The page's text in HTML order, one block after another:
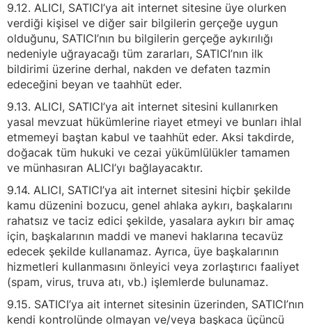
9.12. ALICI, SATICI’ya ait internet sitesine üye olurken
verdiği kişisel ve diğer sair bilgilerin gerçeğe uygun
olduğunu, SATICI’nın bu bilgilerin gerçeğe aykırılığı
nedeniyle uğrayacağı tüm zararları, SATICI’nın ilk
bildirimi üzerine derhal, nakden ve defaten tazmin
edeceğini beyan ve taahhüt eder.
9.13. ALICI, SATICI’ya ait internet sitesini kullanırken
yasal mevzuat hükümlerine riayet etmeyi ve bunları ihlal
etmemeyi baştan kabul ve taahhüt eder. Aksi takdirde,
doğacak tüm hukuki ve cezai yükümlülükler tamamen
ve münhasıran ALICI’yı bağlayacaktır.
9.14. ALICI, SATICI’ya ait internet sitesini hiçbir şekilde
kamu düzenini bozucu, genel ahlaka aykırı, başkalarını
rahatsız ve taciz edici şekilde, yasalara aykırı bir amaç
için, başkalarının maddi ve manevi haklarına tecavüz
edecek şekilde kullanamaz. Ayrıca, üye başkalarının
hizmetleri kullanmasını önleyici veya zorlaştırıcı faaliyet
(spam, virus, truva atı, vb.) işlemlerde bulunamaz.
9.15. SATICI’ya ait internet sitesinin üzerinden, SATICI’nın
kendi kontrolünde olmayan ve/veya başkaca üçüncü